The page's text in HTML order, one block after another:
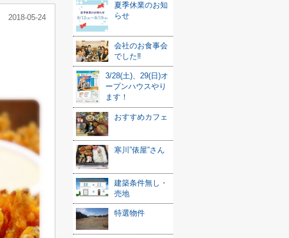
2018-05-24
夏季休業のお知
らせ
会社のお食事会
でした‼
3/28(土)、29(日)オ
ープンハウスやり
ます！
おすすめカフェ
寒川”俵屋”さん
建築条件無し・
売地
特選物件